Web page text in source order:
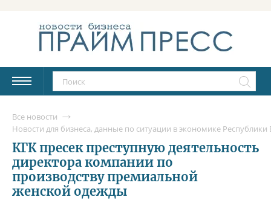
Все новости
Новости для бизнеса, данные по ситуации в экономике
КГК пресек преступную деятельность
директора компании по
производству премиальной
женской одежды